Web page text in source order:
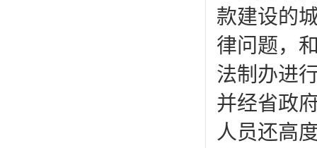
款建设的
律问题，
法制办进
并经省政
人员还高